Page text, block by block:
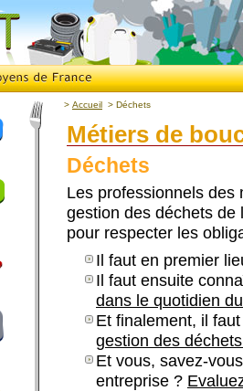
> Accueil > Déchets
Métiers de
Déchets
Les professionnels des
gestion des déchets de
pour respecter les
Il faut en premier
Il faut ensuite
dans le quotidien
Et finalement, il
gestion des
Et vous, savez-
entreprise ?